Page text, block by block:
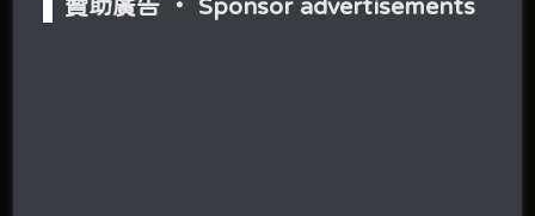
贊助廣告 ‧ Sponsor advertisements